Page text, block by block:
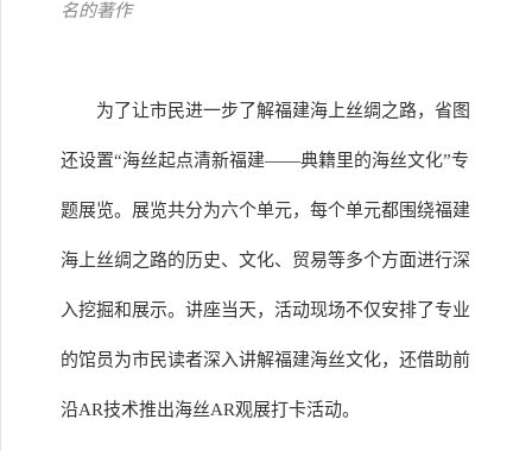
名的著作
为了让市民进一步了解福建海上丝绸之路，省图
还设置“海丝起点清新福建——典籍里的海丝文化”专
题展览。展览共分为六个单元，每个单元都围绕福建
海上丝绸之路的历史、文化、贸易等多个方面进行深
入挖掘和展示。讲座当天，活动现场不仅安排了专业
的馆员为市民读者深入讲解福建海丝文化，还借助前
沿AR技术推出海丝AR观展打卡活动。